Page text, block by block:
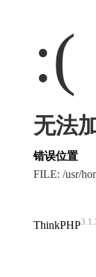
:(
无法
错误位置
FILE: /usr/
ThinkPHP